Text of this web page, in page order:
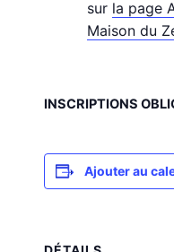
sur la page
Maison du
INSCRIPTIONS
Ajouter au